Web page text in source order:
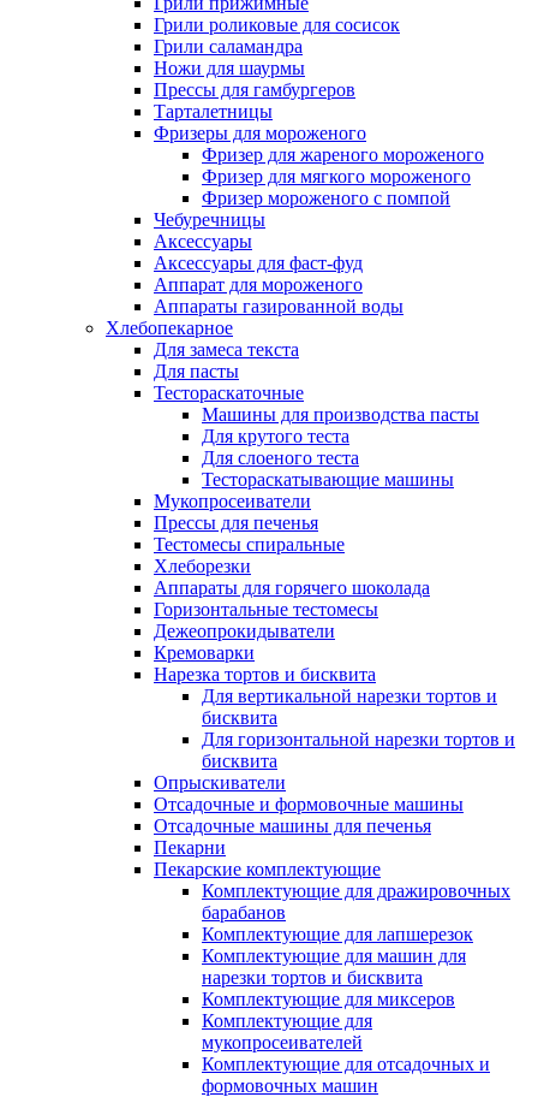
Грили роликовые для сосисок
Грили саламандра
Ножи для шаурмы
Прессы для гамбургеров
Тарталетницы
Фризеры для мороженого
Фризер для жареного мороженого
Фризер для мягкого мороженого
Фризер мороженого с помпой
Чебуречницы
Аксессуары
Аксессуары для фаст-фуд
Аппарат для мороженого
Аппараты газированной воды
Хлебопекарное
Для замеса текста
Для пасты
Тестораскаточные
Машины для производства пасты
Для крутого теста
Для слоеного теста
Тестораскатывающие машины
Мукопросеиватели
Прессы для печенья
Тестомесы спиральные
Хлеборезки
Аппараты для горячего шоколада
Горизонтальные тестомесы
Дежеопрокидыватели
Кремоварки
Нарезка тортов и бисквита
Для вертикальной нарезки тортов и
бисквита
Для горизонтальной нарезки тортов и
бисквита
Опрыскиватели
Отсадочные и формовочные машины
Отсадочные машины для печенья
Пекарни
Пекарские комплектующие
Комплектующие для дражировочных
барабанов
Комплектующие для лапшерезок
Комплектующие для машин для
нарезки тортов и бисквита
Комплектующие для миксеров
Комплектующие для
мукопросеивателей
Комплектующие для отсадочных и
формовочных машин